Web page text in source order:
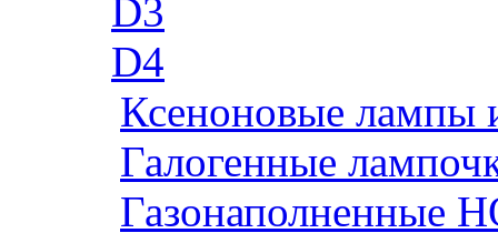
D3
D4
Ксеноновые лампы
Галогенные
Газонаполненные